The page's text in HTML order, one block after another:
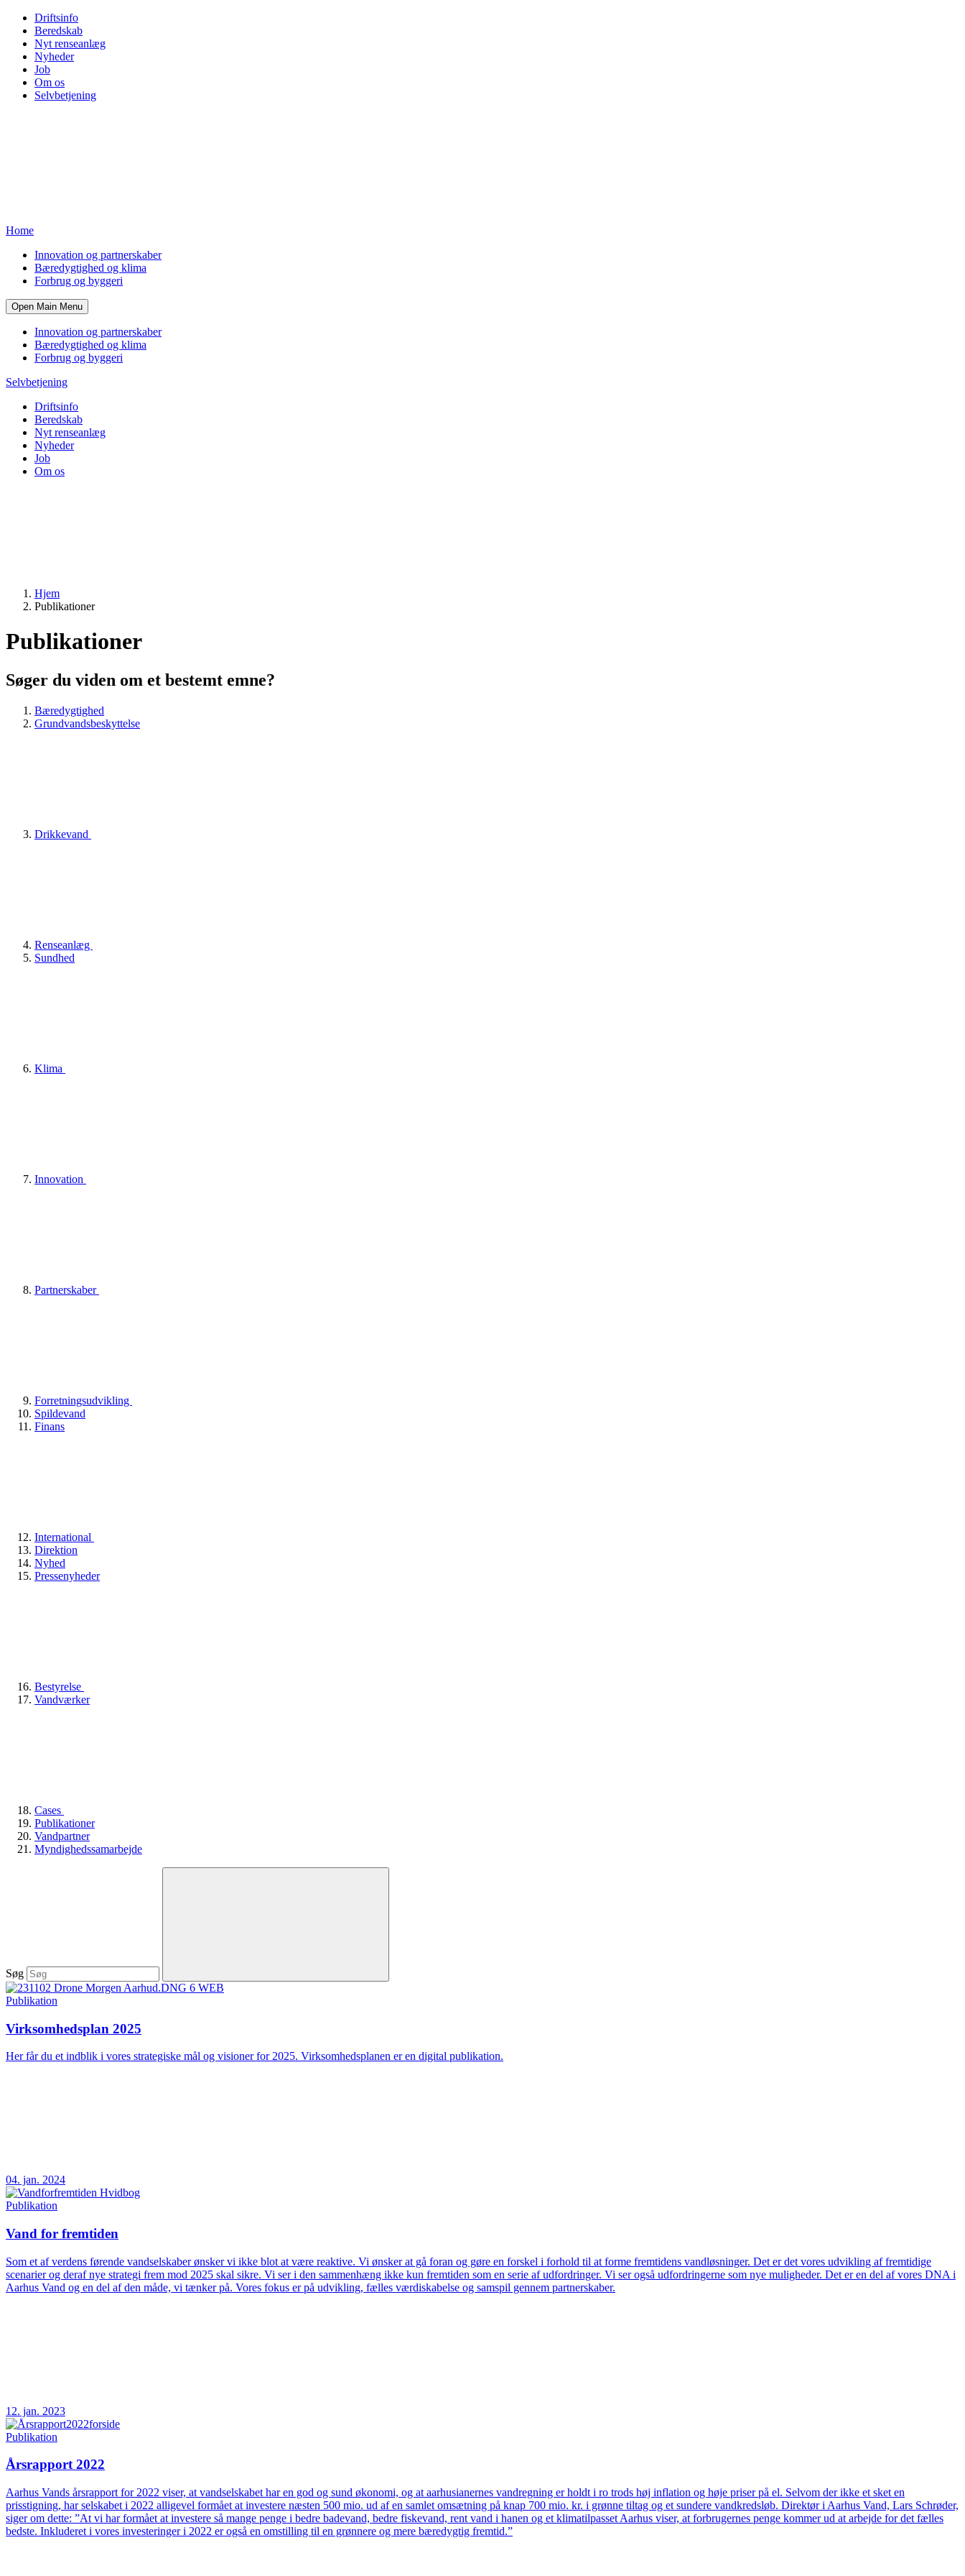
Driftsinfo
Beredskab
Nyt renseanlæg
Nyheder
Job
Om os
Selvbetjening
Home
Innovation og partnerskaber
Bæredygtighed og klima
Forbrug og byggeri
Open Main Menu
Innovation og partnerskaber
Bæredygtighed og klima
Forbrug og byggeri
Selvbetjening
Driftsinfo
Beredskab
Nyt renseanlæg
Nyheder
Job
Om os
Hjem
Publikationer
Publikationer
Søger du viden om et bestemt emne?
Bæredygtighed
Grundvandsbeskyttelse
Drikkevand
Renseanlæg
Sundhed
Klima
Innovation
Partnerskaber
Forretningsudvikling
Spildevand
Finans
International
Direktion
Nyhed
Pressenyheder
Bestyrelse
Vandværker
Cases
Publikationer
Vandpartner
Myndighedssamarbejde
Søg
Publikation
Virksomhedsplan 2025
Her får du et indblik i vores strategiske mål og visioner for 2025. Virksomhedsplanen er en digital publikation.
04. jan. 2024
Publikation
Vand for fremtiden
Som et af verdens førende vandselskaber ønsker vi ikke blot at være reaktive. Vi ønsker at gå foran og gøre en forskel i forhold til at forme fremtidens vandløsninger. Det er det vores udvikling af fremtidige
scenarier og deraf nye strategi frem mod 2025 skal sikre. Vi ser i den sammenhæng ikke kun fremtiden som en serie af udfordringer. Vi ser også udfordringerne som nye muligheder. Det er en del af vores DNA i
Aarhus Vand og en del af den måde, vi tænker på. Vores fokus er på udvikling, fælles værdiskabelse og samspil gennem partnerskaber.
12. jan. 2023
Publikation
Årsrapport 2022
Aarhus Vands årsrapport for 2022 viser, at vandselskabet har en god og sund økonomi, og at aarhusianernes vandregning er holdt i ro trods høj inflation og høje priser på el. Selvom der ikke et sket en
prisstigning, har selskabet i 2022 alligevel formået at investere næsten 500 mio. ud af en samlet omsætning på knap 700 mio. kr. i grønne tiltag og et sundere vandkredsløb. Direktør i Aarhus Vand, Lars Schrøder,
siger om dette: ”At vi har formået at investere så mange penge i bedre badevand, bedre fiskevand, rent vand i hanen og et klimatilpasset Aarhus viser, at forbrugernes penge kommer ud at arbejde for det fælles
bedste. Inkluderet i vores investeringer i 2022 er også en omstilling til en grønnere og mere bæredygtig fremtid.”